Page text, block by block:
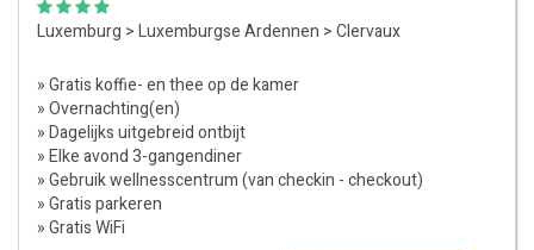
Luxemburg >Luxemburgse Ardennen >Clervaux
» Gratis koffie- en thee op de kamer
» Overnachting(en)
» Dagelijks uitgebreid ontbijt
» Elke avond 3-gangendiner
» Gebruik wellnesscentrum (van checkin - checkout)
» Gratis parkeren
» Gratis WiFi